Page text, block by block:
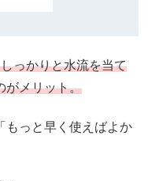
っかりと水流を当て
がメリット。
もっと早く使えばよか